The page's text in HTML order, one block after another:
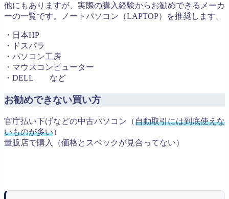
他にもありますが、実際の購入経験からお勧めできるメーカ
ーの一覧です。ノートパソコン（LAPTOP）を推奨します。
・日本HP
・ドスパラ
・パソコン工房
・マウスコンピューター
・DELL など
お勧めできない買い方
官庁払い下げなどの中古パソコン（自動取引には到底使えな
いものが多い）
量販店で購入（価格とスペックが見合ってない）